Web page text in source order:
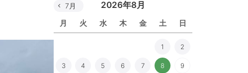
2026年8月
月 火 水 木 金 土 日
7月
1 2
3 4 5 6 7 8 9